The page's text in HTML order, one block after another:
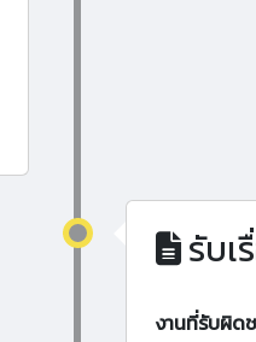
รับเ
งานที่รับผิด